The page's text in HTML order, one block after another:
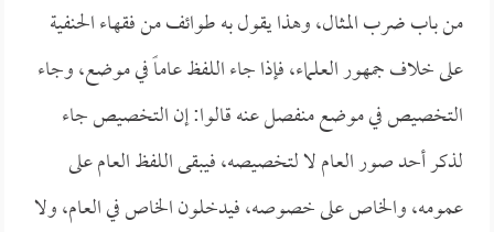
من باب ضرب المثال، وهذا يقول به طوائف من فقهاء الحنفية
على خلاف جمهور العلماء، فإذا جاء اللفظ عاماً في موضع، وجاء
التخصيص في موضع منفصل عنه قالوا: إن التخصيص جاء
لذكر أحد صور العام لا لتخصيصه، فيبقى اللفظ العام على
عمومه، والخاص على خصوصه، فيدخلون الخاص في العام، ولا